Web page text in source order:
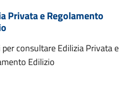
Privata e Regolamento
per consultare Edilizia Privata e
Edilizio